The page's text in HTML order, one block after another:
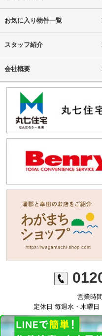
お気に入り物件一覧
スタッフ紹介
会社概要
営業時
定休日 毎週水・木曜